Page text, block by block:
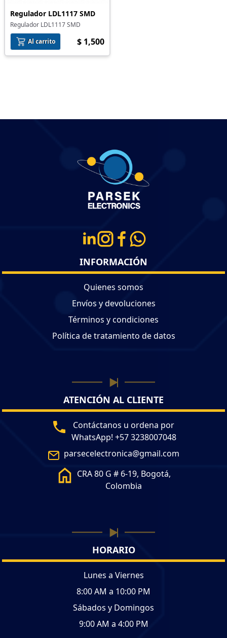
Regulador LDL1117 SMD
Regulador LDL1117 SMD
Al carrito
$ 1,500
INFORMACIÓN
Quienes somos
Envíos y devoluciones
Términos y condiciones
Política de tratamiento de datos
ATENCIÓN AL CLIENTE
Contáctanos u ordena por
WhatsApp! +57 3238007048
parsecelectronica@gmail.com
CRA 80 G # 6-19, Bogotá,
Colombia
HORARIO
Lunes a Viernes
8:00 AM a 10:00 PM
Sábados y Domingos
9:00 AM a 4:00 PM